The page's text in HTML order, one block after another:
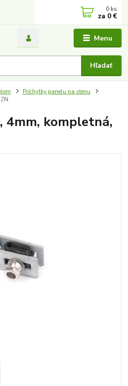
Menu
Hľadať
0 ks
za 0 €
Príchytky panelu na stenu
4mm, kompletná,